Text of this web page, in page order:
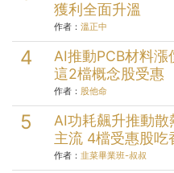
獲利全面升溫
作者： 溫正中
AI推動PCB材料
這2檔概念股受惠
作者： 股他命
AI功耗飆升推動
主流 4檔受惠股吃
作者： 韭菜畢業班-叔叔